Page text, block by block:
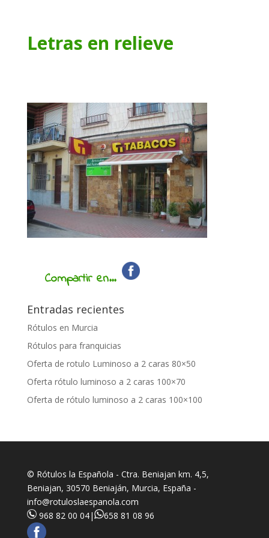
Letras en relieve
Compartir en...
Entradas recientes
Rótulos en Murcia
Rótulos para franquicias
Oferta de rotulo Luminoso a 2 caras 80×50
Oferta rótulo luminoso a 2 caras 100×70
Oferta de rótulo luminoso a 2 caras 100×100
© Rótulos la Española - Ctra. Beniajan km. 4,5,
Beniajan, 30570 Beniaján, Murcia, España -
info@rotuloslaespanola.com
968 82 00 04| 658 81 08 96